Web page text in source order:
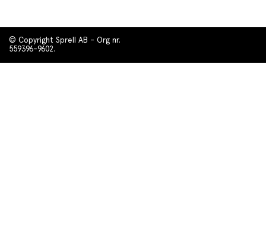
© Copyright Sprell AB - Org nr.
559396-9602.